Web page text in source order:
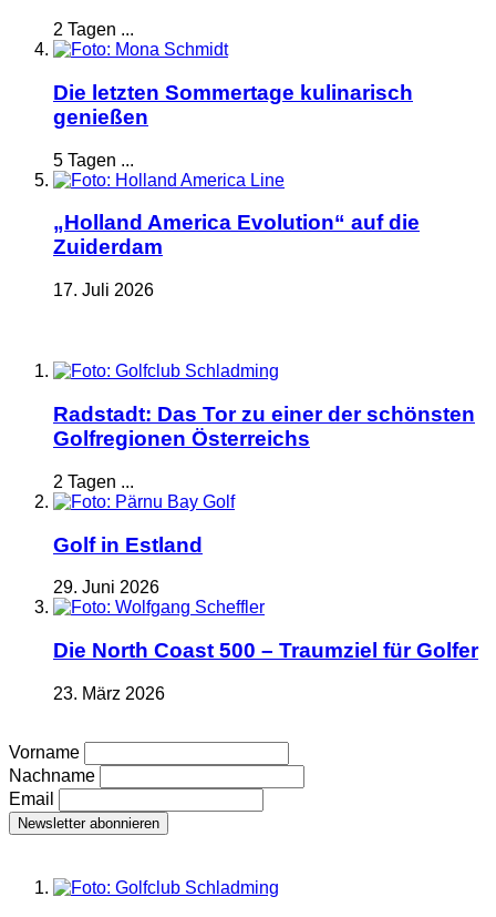
2 Tagen ...
Die letzten Sommertage kulinarisch
genießen
5 Tagen ...
„Holland America Evolution“ auf die
Zuiderdam
17. Juli 2026
Radstadt: Das Tor zu einer der schönsten
Golfregionen Österreichs
2 Tagen ...
Golf in Estland
29. Juni 2026
Die North Coast 500 – Traumziel für Golfer
23. März 2026
Vorname
Nachname
Email